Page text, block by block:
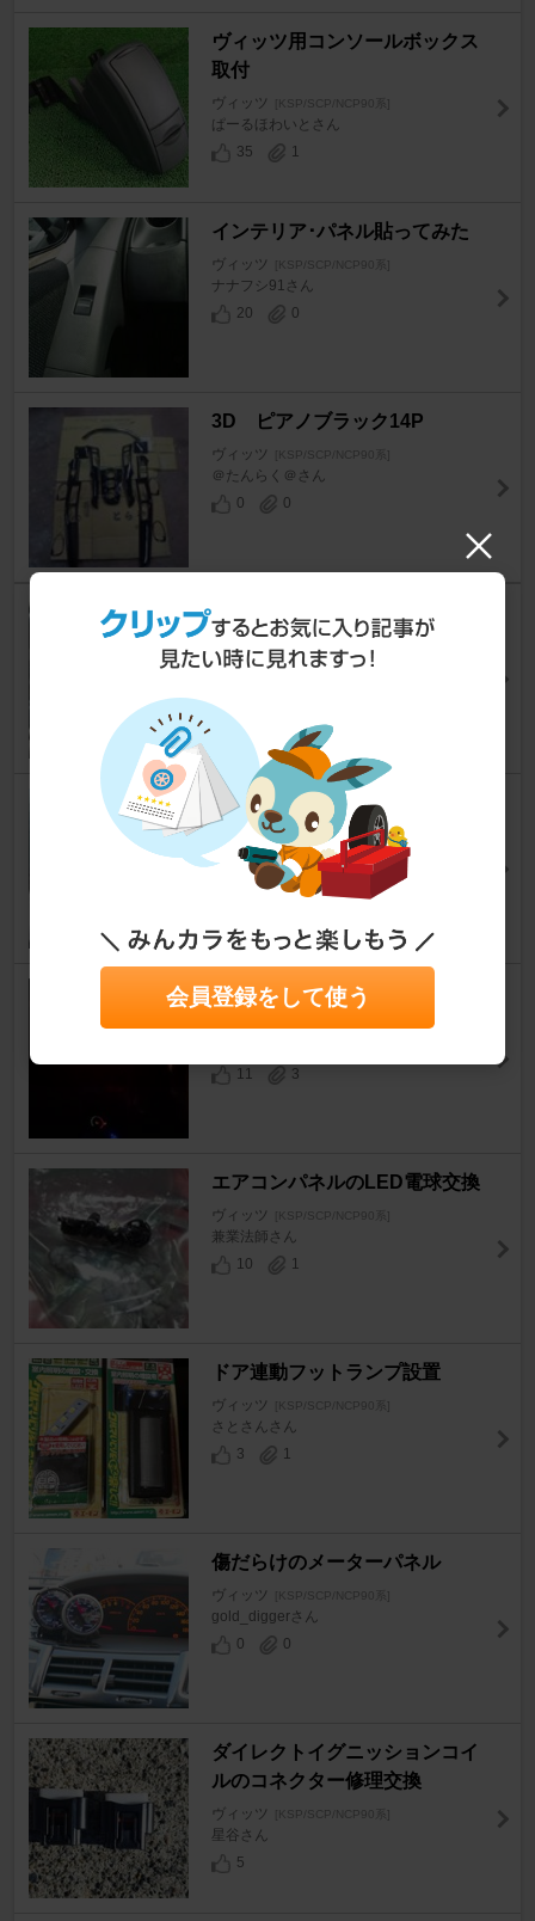
ヴィッツ用コンソールボックス
取付
ヴィッツ [KSP/SCP/NCP90系]
ぱーるほわいとさん
35
1
インテリア･パネル貼ってみた
ヴィッツ [KSP/SCP/NCP90系]
ナナフシ91さん
20
0
3D ピアノブラック14P
ヴィッツ [KSP/SCP/NCP90系]
＠たんらく＠さん
0
0
タコメーター取り付け
ヴィッツ [KSP/SCP/NCP90系]
イヒモノさん
インサイドドアベゼル交換
ヴィッツ [KSP/SCP/NCP90系]
がく@HOMEさん
0
エアコンインパネLED化
ヴィッツ [KSP/SCP/NCP90系]
11
3
エアコンパネルのLED電球交換
ヴィッツ [KSP/SCP/NCP90系]
兼業法師さん
10
1
ドア連動フットランプ設置
ヴィッツ [KSP/SCP/NCP90系]
さとさんさん
3
1
傷だらけのメーターパネル
ヴィッツ [KSP/SCP/NCP90系]
gold_diggerさん
0
0
ダイレクトイグニッションコイ
ルのコネクター修理交換
ヴィッツ [KSP/SCP/NCP90系]
星谷さん
5
会員登録をして使う